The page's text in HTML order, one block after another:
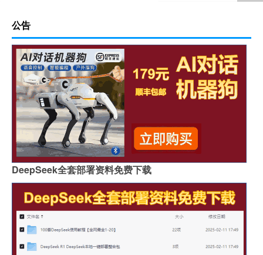
公告
DeepSeek全套部署资料免费下载